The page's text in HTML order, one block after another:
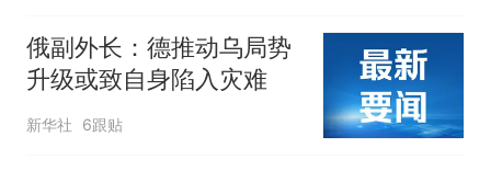
俄副外长：德推动乌局势
升级或致自身陷入灾难
新华社 6跟贴